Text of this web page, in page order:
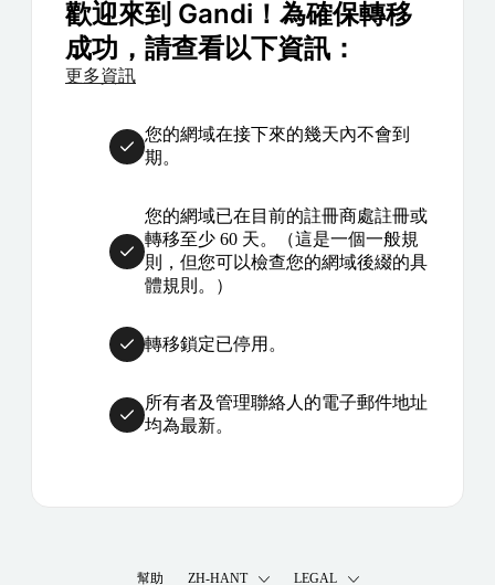
歡迎來到 Gandi！為確保轉移
成功，請查看以下資訊：
更多資訊
您的網域在接下來的幾天內不會到
期。
您的網域已在目前的註冊商處註冊或
轉移至少 60 天。（這是一個一般規
則，但您可以檢查您的網域後綴的具
體規則。）
轉移鎖定已停用。
所有者及管理聯絡人的電子郵件地址
均為最新。
幫助 ZH-HANT LEGAL